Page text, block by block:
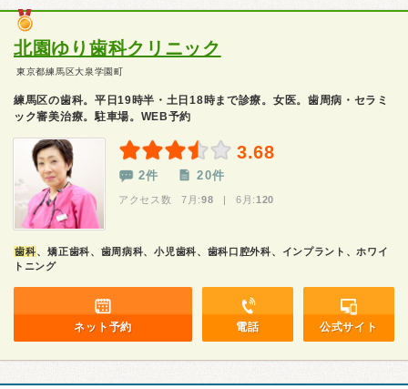
北園ゆり歯科クリニック
東京都練馬区大泉学園町
練馬区の歯科。平日19時半・土日18時まで診療。女医。歯周病・セラミ
ック審美治療。駐車場。WEB予約
3.68
2件 20件
アクセス数 7月:98 | 6月: 120
歯科、矯正歯科、歯周病科、小児歯科、歯科口腔外科、インプラント、ホワイ
トニング
ネット予約 電話 公式サイト